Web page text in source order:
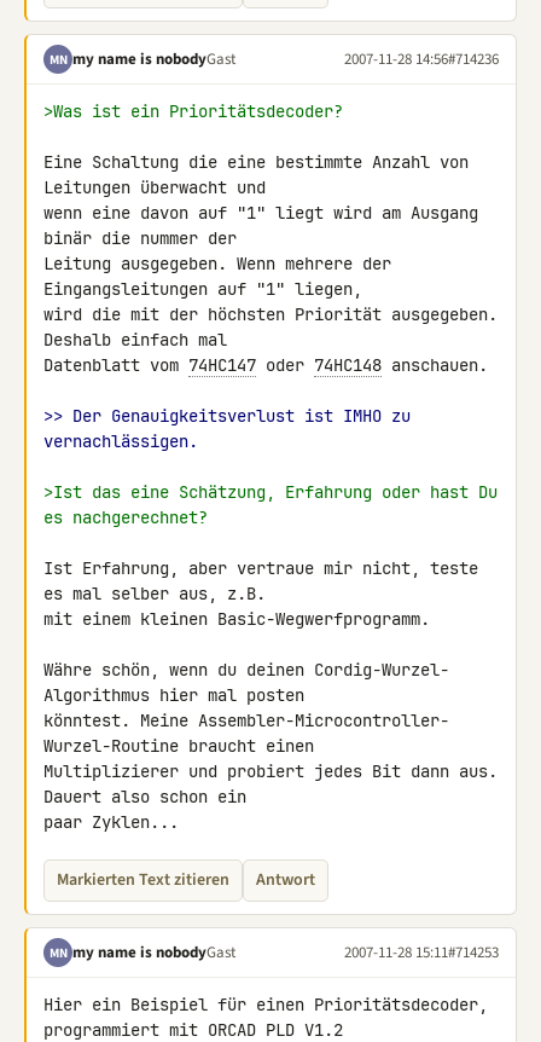
MN my name is nobodyGast 2007-11-28 14:56#714236
>Was ist ein Prioritätsdecoder?
Eine Schaltung die eine bestimmte Anzahl von
Leitungen überwacht und
wenn eine davon auf "1" liegt wird am Ausgang
binär die nummer der
Leitung ausgegeben. Wenn mehrere der
Eingangsleitungen auf "1" liegen,
wird die mit der höchsten Priorität ausgegeben.
Deshalb einfach mal
Datenblatt vom 74HC147 oder 74HC148 anschauen.
>> Der Genauigkeitsverlust ist IMHO zu
vernachlässigen.
>Ist das eine Schätzung, Erfahrung oder hast Du
es nachgerechnet?
Ist Erfahrung, aber vertraue mir nicht, teste
es mal selber aus, z.B.
mit einem kleinen Basic-Wegwerfprogramm.
Währe schön, wenn du deinen Cordig-Wurzel-
Algorithmus hier mal posten
könntest. Meine Assembler-Microcontroller-
Wurzel-Routine braucht einen
Multiplizierer und probiert jedes Bit dann aus.
Dauert also schon ein
paar Zyklen...
Markierten Text zitieren Antwort
MN my name is nobodyGast 2007-11-28 15:11#714253
Hier ein Beispiel für einen Prioritätsdecoder,
programmiert mit ORCAD PLD V1.2